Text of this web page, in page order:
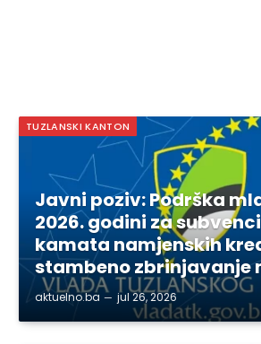
TUZLANSKI KANTON
Javni poziv: Podrška
2026. godini za
kamata namjenskih
stambeno zbrinjavanje
aktuelno.ba jul 26, 2026